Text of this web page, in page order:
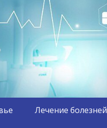
Лечение болезней